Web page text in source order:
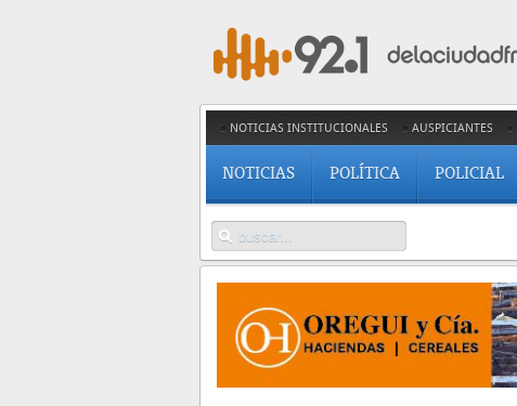
NOTICIAS INSTITUCIONALES AUSPICIANTES
NOTICIAS POLÍTICA POLICIAL